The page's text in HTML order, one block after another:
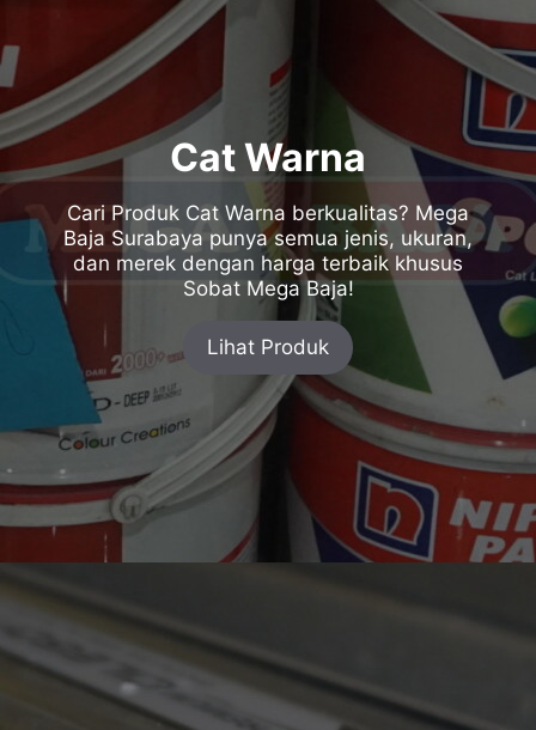
Cat Warna
Cari Produk Cat Warna berkualitas? Mega
Baja Surabaya punya semua jenis, ukuran,
dan merek dengan harga terbaik khusus
Sobat Mega Baja!
Lihat Produk